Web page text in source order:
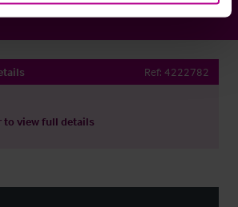
Ref: 4222782
to view full details